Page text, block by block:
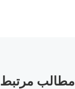
مطالب مرتبط